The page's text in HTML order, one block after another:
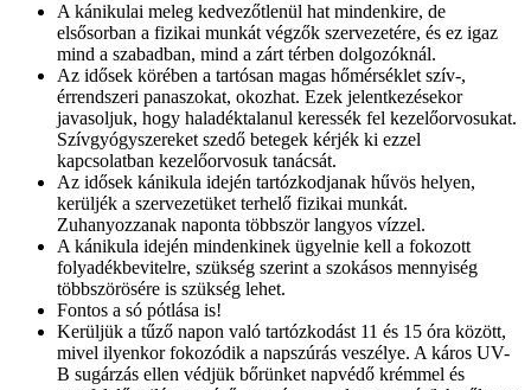
A kánikulai meleg kedvezőtlenül hat mindenkire, de
elsősorban a fizikai munkát végzők szervezetére, és ez igaz
mind a szabadban, mind a zárt térben dolgozóknál.
Az idősek körében a tartósan magas hőmérséklet szív-,
érrendszeri panaszokat, okozhat. Ezek jelentkezésekor
javasoljuk, hogy haladéktalanul keressék fel kezelőorvosukat.
Szívgyógyszereket szedő betegek kérjék ki ezzel
kapcsolatban kezelőorvosuk tanácsát.
Az idősek kánikula idején tartózkodjanak hűvös helyen,
kerüljék a szervezetüket terhelő fizikai munkát.
Zuhanyozzanak naponta többször langyos vízzel.
A kánikula idején mindenkinek ügyelnie kell a fokozott
folyadékbevitelre, szükség szerint a szokásos mennyiség
többszörösére is szükség lehet.
Fontos a só pótlása is!
Kerüljük a tűző napon való tartózkodást 11 és 15 óra között,
mivel ilyenkor fokozódik a napszúrás veszélye. A káros UV-
B sugárzás ellen védjük bőrünket napvédő krémmel és